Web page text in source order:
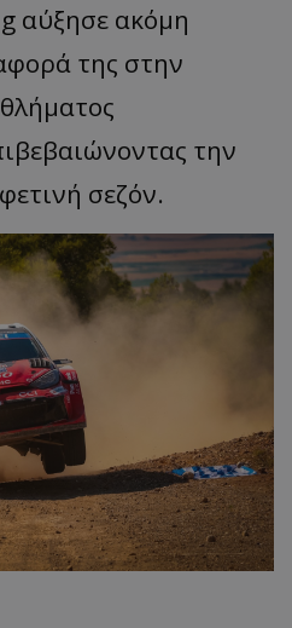
αύξησε ακόμη
της στην
την
σεζόν.